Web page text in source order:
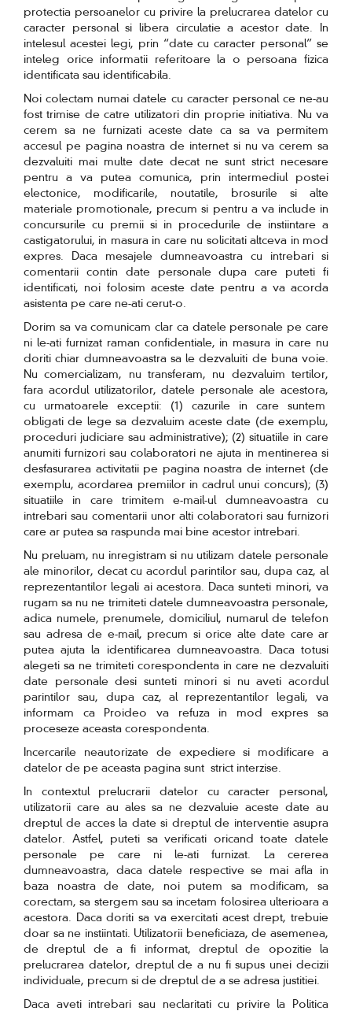
protectia persoanelor cu privire la prelucrarea datelor cu
caracter personal si libera circulatie a acestor date. In
intelesul acestei legi, prin “date cu caracter personal” se
inteleg orice informatii referitoare la o persoana fizica
identificata sau identificabila.
Noi colectam numai datele cu caracter personal ce ne-au
fost trimise de catre utilizatori din proprie initiativa. Nu va
cerem sa ne furnizati aceste date ca sa va permitem
accesul pe pagina noastra de internet si nu va cerem sa
dezvaluiti mai multe date decat ne sunt strict necesare
pentru a va putea comunica, prin intermediul postei
electonice, modificarile, noutatile, brosurile si alte
materiale promotionale, precum si pentru a va include in
concursurile cu premii si in procedurile de instiintare a
castigatorului, in masura in care nu solicitati altceva in mod
expres. Daca mesajele dumneavoastra cu intrebari si
comentarii contin date personale dupa care puteti fi
identificati, noi folosim aceste date pentru a va acorda
asistenta pe care ne-ati cerut-o.
Dorim sa va comunicam clar ca datele personale pe care
ni le-ati furnizat raman confidentiale, in masura in care nu
doriti chiar dumneavoastra sa le dezvaluiti de buna voie.
Nu comercializam, nu transferam, nu dezvaluim tertilor,
fara acordul utilizatorilor, datele personale ale acestora,
cu urmatoarele exceptii: (1) cazurile in care suntem
obligati de lege sa dezvaluim aceste date (de exemplu,
proceduri judiciare sau administrative); (2) situatiile in care
anumiti furnizori sau colaboratori ne ajuta in mentinerea si
desfasurarea activitatii pe pagina noastra de internet (de
exemplu, acordarea premiilor in cadrul unui concurs); (3)
situatiile in care trimitem e-mail-ul dumneavoastra cu
intrebari sau comentarii unor alti colaboratori sau furnizori
care ar putea sa raspunda mai bine acestor intrebari.
Nu preluam, nu inregistram si nu utilizam datele personale
ale minorilor, decat cu acordul parintilor sau, dupa caz, al
reprezentantilor legali ai acestora. Daca sunteti minori, va
rugam sa nu ne trimiteti datele dumneavoastra personale,
adica numele, prenumele, domiciliul, numarul de telefon
sau adresa de e-mail, precum si orice alte date care ar
putea ajuta la identificarea dumneavoastra. Daca totusi
alegeti sa ne trimiteti corespondenta in care ne dezvaluiti
date personale desi sunteti minori si nu aveti acordul
parintilor sau, dupa caz, al reprezentantilor legali, va
informam ca Proideo va refuza in mod expres sa
proceseze aceasta corespondenta.
Incercarile neautorizate de expediere si modificare a
datelor de pe aceasta pagina sunt strict interzise.
In contextul prelucrarii datelor cu caracter personal,
utilizatorii care au ales sa ne dezvaluie aceste date au
dreptul de acces la date si dreptul de interventie asupra
datelor. Astfel, puteti sa verificati oricand toate datele
personale pe care ni le-ati furnizat. La cererea
dumneavoastra, daca datele respective se mai afla in
baza noastra de date, noi putem sa modificam, sa
corectam, sa stergem sau sa incetam folosirea ulterioara a
acestora. Daca doriti sa va exercitati acest drept, trebuie
doar sa ne instiintati. Utilizatorii beneficiaza, de asemenea,
de dreptul de a fi informat, dreptul de opozitie la
prelucrarea datelor, dreptul de a nu fi supus unei decizii
individuale, precum si de dreptul de a se adresa justitiei.
Daca aveti intrebari sau neclaritati cu privire la Politica